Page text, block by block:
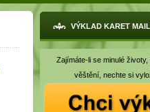
VÝKLAD KARET
Zajímáte-li se minulé
věštění, nechte si